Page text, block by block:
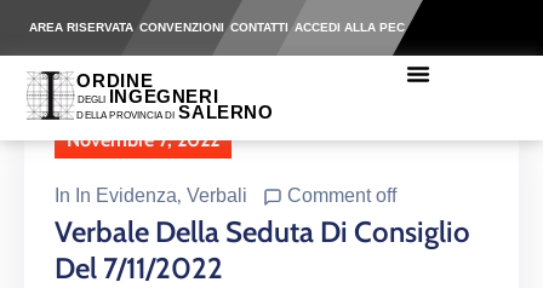
AREA RISERVATA CONVENZIONI CONTATTI ACCEDI ALLA PEC
Novembre 7, 2022
In In Evidenza‚ Verbali Comment off
Verbale Della Seduta Di Consiglio
Del 7/11/2022